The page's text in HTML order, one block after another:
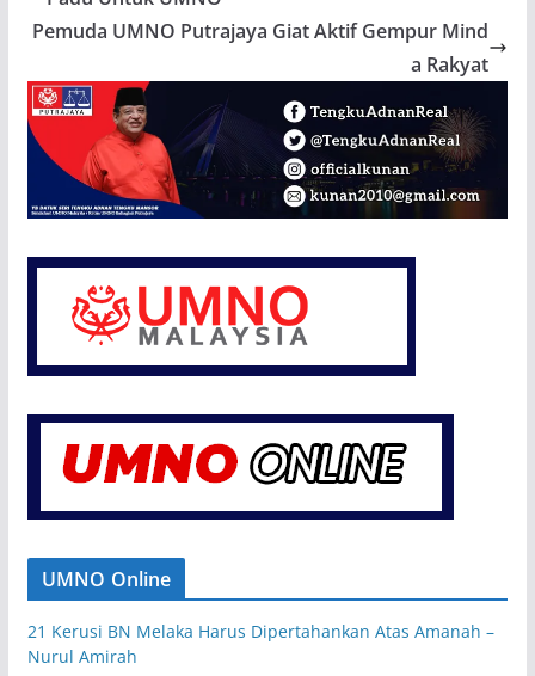
Pemuda UMNO Putrajaya Giat Aktif Gempur Mind
a Rakyat
UMNO Online
21 Kerusi BN Melaka Harus Dipertahankan Atas Amanah –
Nurul Amirah